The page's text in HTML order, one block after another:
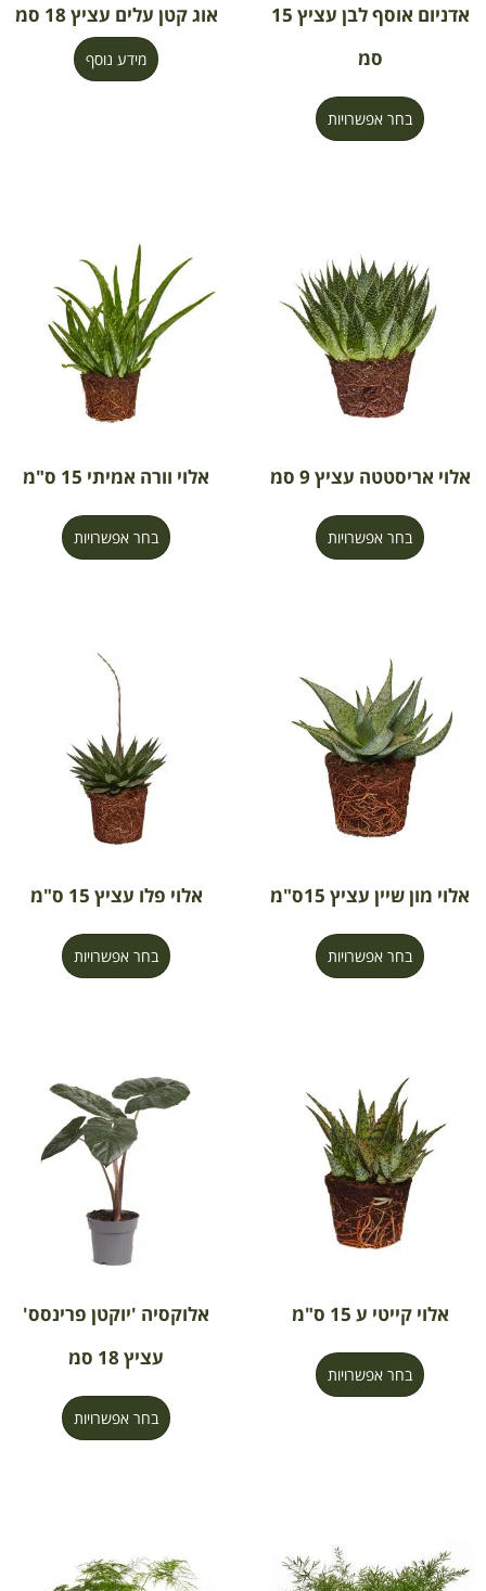
אדניום אוסף לבן עציץ 15
סמ
בחר אפשרויות
אוג קטן עלים עציץ 18 סמ
מידע נוסף
אלוי אריסטטה עציץ 9 סמ
בחר אפשרויות
אלוי וורה אמיתי 15 ס"מ
בחר אפשרויות
אלוי מון שיין עציץ 15ס"מ
בחר אפשרויות
אלוי פלו עציץ 15 ס"מ
בחר אפשרויות
אלוי קייטי ע 15 ס"מ
בחר אפשרויות
אלוקסיה 'יוקטן פרינסס'
עציץ 18 סמ
בחר אפשרויות